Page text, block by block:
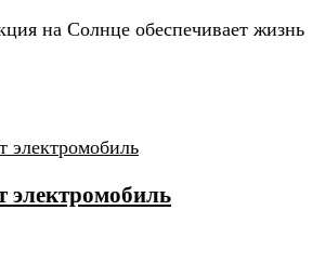
на Солнце обеспечивает жизнь
электромобиль